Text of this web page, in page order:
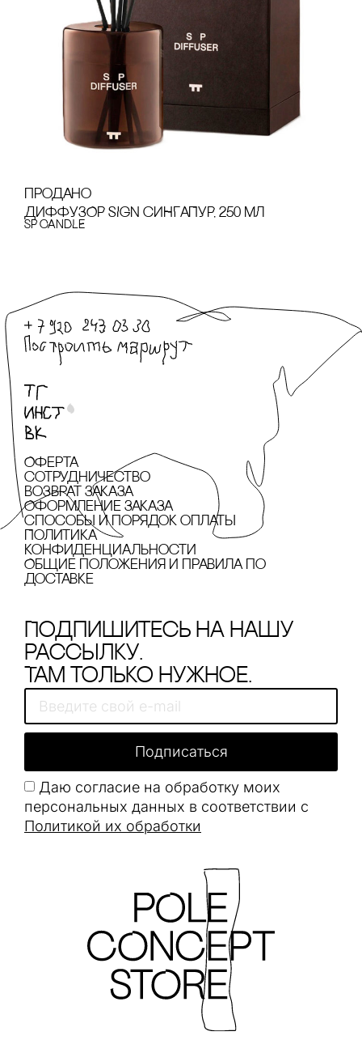
продано
ДИФФУЗОР SIGN сИНГАПУР, 250 МЛ
SP CANDLE
Оферта
сотрудничество
Возврат заказа
Оформление заказа
cпособы и порядок оплаты
Политика
конфиденциальности
Общие положения и правила по
доставке
Подпишитесь на нашу
рассылку.
Там только нужное.
Даю согласие на обработку моих
персональных данных в соответствии с
Политикой их обработки
Подписаться